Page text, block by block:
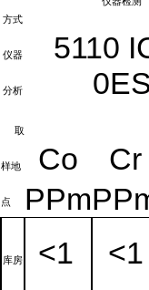
方式
仪器
分析
5110
取
样地
点
Co
Cr
PPm
库房 <1 <1